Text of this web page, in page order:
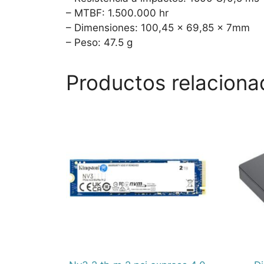
– MTBF: 1.500.000 hr
– Dimensiones: 100,45 x 69,85 x 7mm
– Peso: 47.5 g
Productos